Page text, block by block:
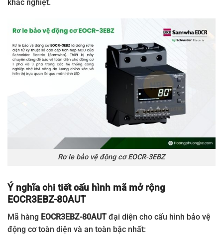
khắc nghiệt.
Rơ le bảo vệ động cơ EOCR-3EBZ
Ý nghĩa chi tiết cấu hình mã mở rộng
EOCR3EBZ-80AUT
Mã hàng EOCR3EBZ-80AUT đại diện cho cấu hình bảo vệ
động cơ toàn diện và an toàn bậc nhất: